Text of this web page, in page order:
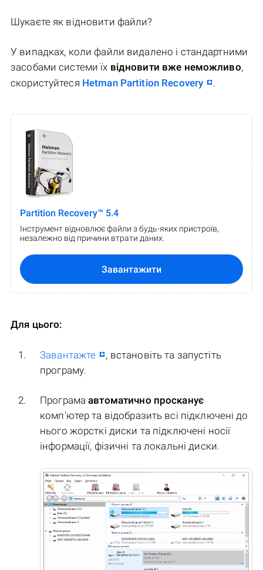
Шукаєте як відновити файли?
У випадках, коли файли видалено і стандартними
засобами системи їх відновити вже неможливо,
скористуйтеся Hetman Partition Recovery .
Partition Recovery™ 5.4
Інструмент відновлює файли з будь-яких пристроїв,
незалежно від причини втрати даних.
Завантажити
Для цього:
Завантажте
, встановіть та запустіть
програму.
Програмаавтоматично просканує
комп'ютер та відобразить всі підключені до
нього жорсткі диски та підключені носії
інформації, фізичні та локальні диски.